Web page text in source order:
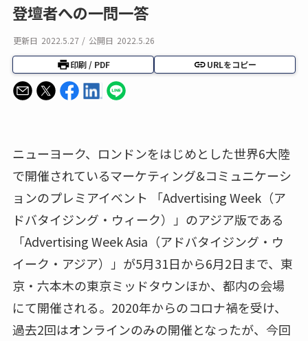
登壇者への一問一答
更新日 2022.5.27 / 公開日 2022.5.26
印刷 / PDF URLをコピー
ニューヨーク、ロンドンをはじめとした世界6大陸
で開催されているマーケティング&コミュニケーシ
ョンのプレミアイベント 「Advertising Week（ア
ドバタイジング・ウィーク）」のアジア版である
「Advertising Week Asia（アドバタイジング・ウ
イーク・アジア）」が5月31日から6月2日まで、東
京・六本木の東京ミッドタウンほか、都内の会場
にて開催される。2020年からのコロナ禍を受け、
過去2回はオンラインのみの開催となったが、今回